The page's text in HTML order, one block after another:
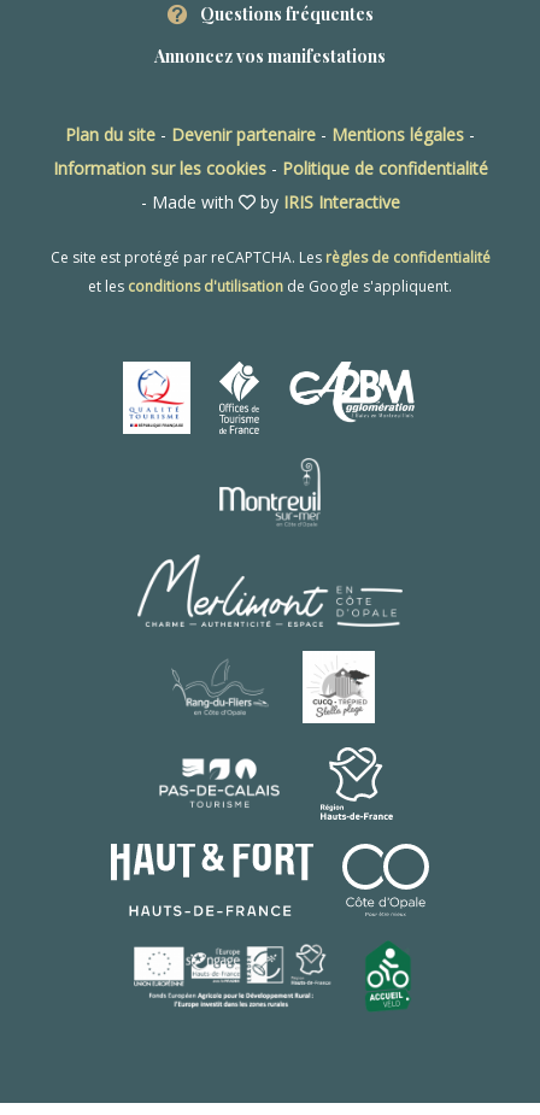
Questions fréquentes
Annoncez vos manifestations
Plan du site - Devenir partenaire - Mentions légales -
Information sur les cookies- Politique de confidentialité
- Made with
by IRIS Interactive
Ce site est protégé par reCAPTCHA. Les règles de confidentialité
et les conditions d'utilisation de Google s'appliquent.